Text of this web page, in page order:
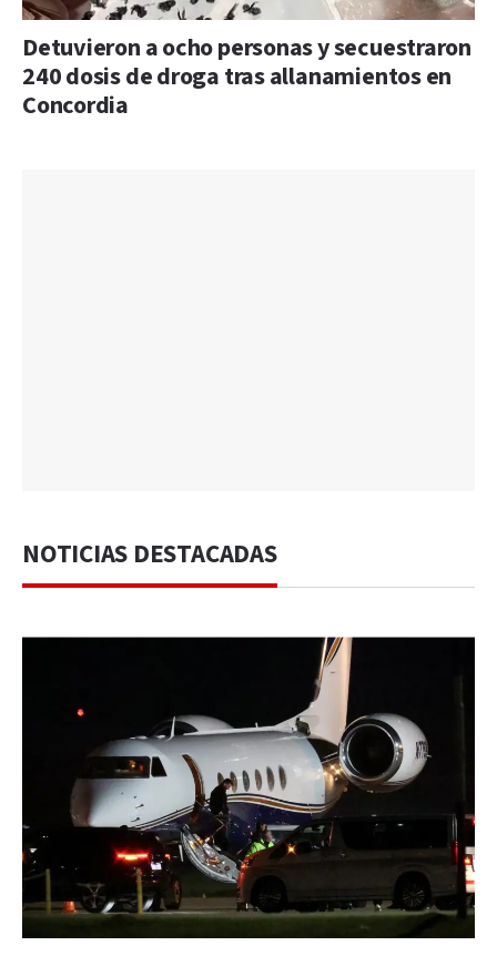
Detuvieron a ocho personas y secuestraron
240 dosis de droga tras allanamientos en
Concordia
NOTICIAS DESTACADAS